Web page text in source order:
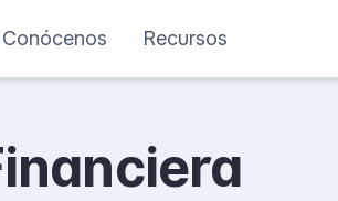
Conócenos Recursos